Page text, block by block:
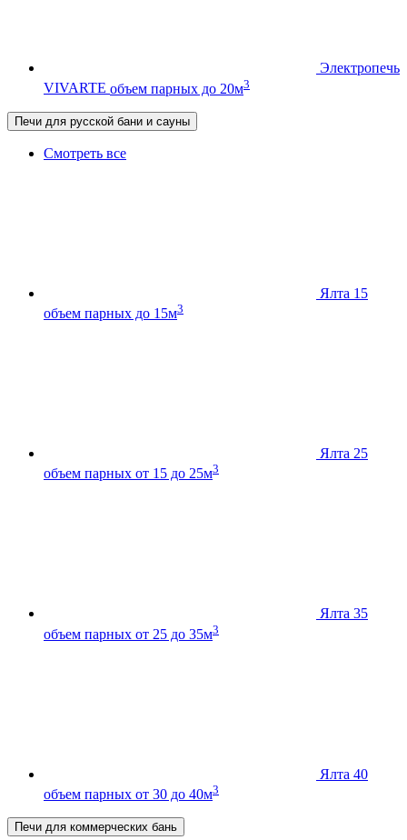
Электропечь
VIVARTE объем парных до 20м3
Печи для русской бани и сауны
Смотреть все
Ялта 15
объем парных до 15м3
Ялта 25
объем парных от 15 до 25м3
Ялта 35
объем парных от 25 до 35м3
Ялта 40
объем парных от 30 до 40м3
Печи для коммерческих бань